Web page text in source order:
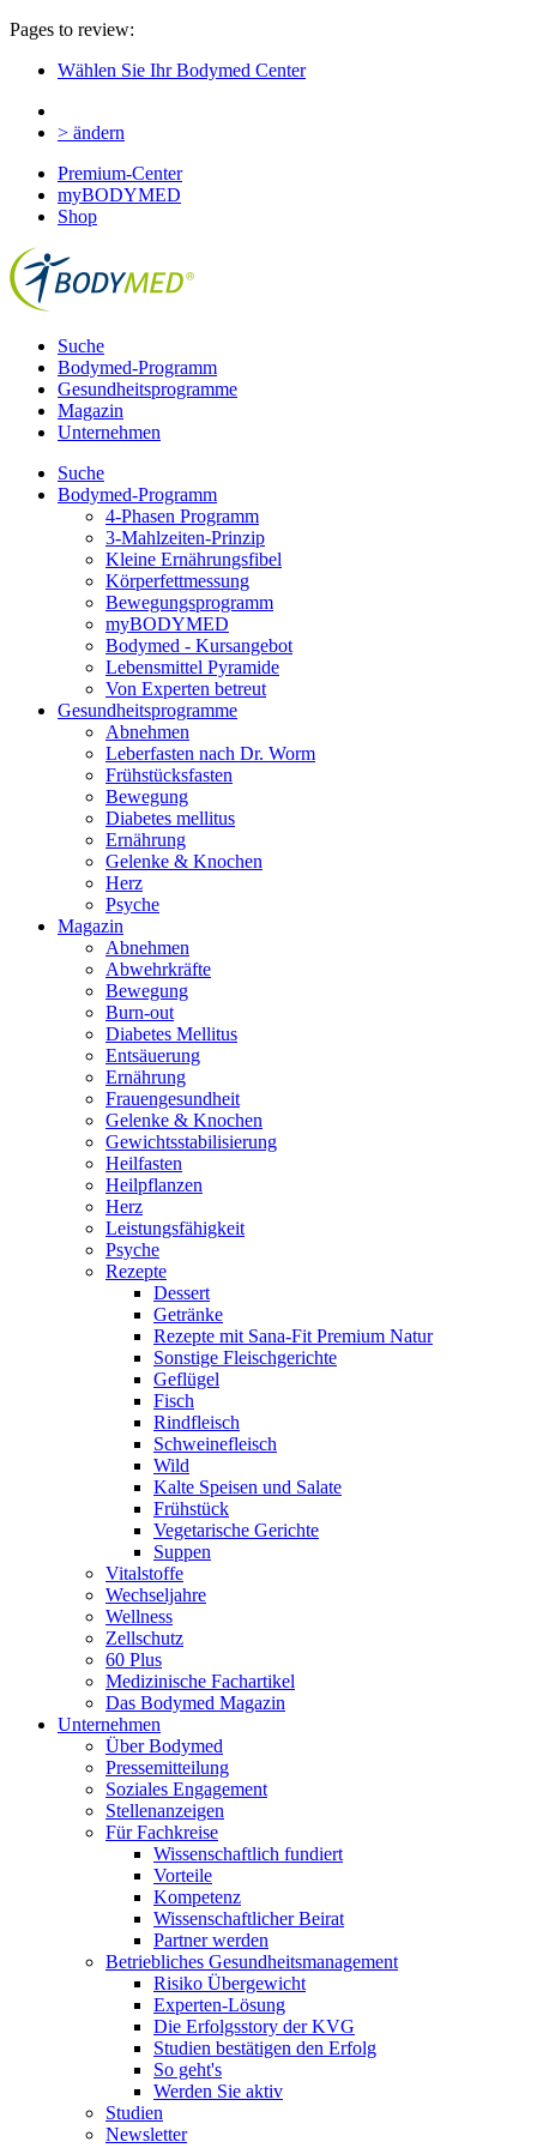
Pages to review:
Wählen Sie Ihr Bodymed Center
> ändern
Premium-Center
myBODYMED
Shop
Suche
Bodymed-Programm
Gesundheitsprogramme
Magazin
Unternehmen
Suche
Bodymed-Programm
4-Phasen Programm
3-Mahlzeiten-Prinzip
Kleine Ernährungsfibel
Körperfettmessung
Bewegungsprogramm
myBODYMED
Bodymed - Kursangebot
Lebensmittel Pyramide
Von Experten betreut
Gesundheitsprogramme
Abnehmen
Leberfasten nach Dr. Worm
Frühstücksfasten
Bewegung
Diabetes mellitus
Ernährung
Gelenke & Knochen
Herz
Psyche
Magazin
Abnehmen
Abwehrkräfte
Bewegung
Burn-out
Diabetes Mellitus
Entsäuerung
Ernährung
Frauengesundheit
Gelenke & Knochen
Gewichtsstabilisierung
Heilfasten
Heilpflanzen
Herz
Leistungsfähigkeit
Psyche
Rezepte
Dessert
Getränke
Rezepte mit Sana-Fit Premium Natur
Sonstige Fleischgerichte
Geflügel
Fisch
Rindfleisch
Schweinefleisch
Wild
Kalte Speisen und Salate
Frühstück
Vegetarische Gerichte
Suppen
Vitalstoffe
Wechseljahre
Wellness
Zellschutz
60 Plus
Medizinische Fachartikel
Das Bodymed Magazin
Unternehmen
Über Bodymed
Pressemitteilung
Soziales Engagement
Stellenanzeigen
Für Fachkreise
Wissenschaftlich fundiert
Vorteile
Kompetenz
Wissenschaftlicher Beirat
Partner werden
Betriebliches Gesundheitsmanagement
Risiko Übergewicht
Experten-Lösung
Die Erfolgsstory der KVG
Studien bestätigen den Erfolg
So geht's
Werden Sie aktiv
Studien
Newsletter